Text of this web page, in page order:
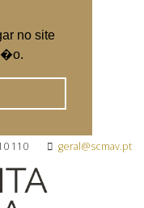
no site
110 geral@scmav.pt